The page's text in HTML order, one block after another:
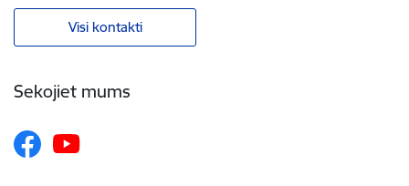
Visi kontakti
Sekojiet mums